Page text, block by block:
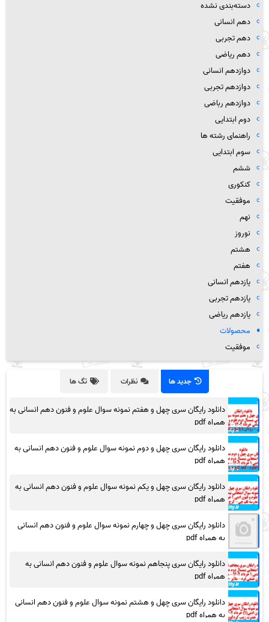
دسته‌بندی نشده
دهم انسانی
دهم تجربی
دهم ریاضی
دوازدهم انسانی
دوازدهم تجربی
دوازدهم رباضی
دوم ابتدایی
راهنمای رشته ها
سوم ابتدایی
ششم
کنکوری
موفقیت
نهم
نوروز
هشتم
هفتم
یازدهم انسانی
یازدهم تجربی
یازدهم ریاضی
محصولات
موفقیت
جدید ها نظرات تگ ها
دانلود رایگان سری چهل و هفتم نمونه سوال علوم و فنون دهم انسانی به
همراه pdf
دانلود رایگان سری چهل و دوم نمونه سوال علوم و فنون دهم انسانی به
همراه pdf
دانلود رایگان سری چهل و یکم نمونه سوال علوم و فنون دهم انسانی به
همراه pdf
دانلود رایگان سری چهل و چهارم نمونه سوال علوم و فنون دهم انسانی
به همراه pdf
دانلود رایگان سری پنجاهم نمونه سوال علوم و فنون دهم انسانی به
همراه pdf
دانلود رایگان سری چهل و هشتم نمونه سوال علوم و فنون دهم انسانی
به همراه pdf